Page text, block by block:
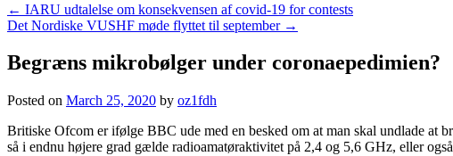
← IARU udtalelse om konsekvensen af covid-19 for contests
Det Nordiske VUSHF møde flyttet til september →
Begræns mikrobølger under coronaepedimien?
Posted on March 25, 2020 by oz1fdh
Britiske Ofcom er ifølge BBC ude med en besked om at man skal undlade at
så i endnu højere grad gælde radioamatøraktivitet på 2,4 og 5,6 GHz, eller